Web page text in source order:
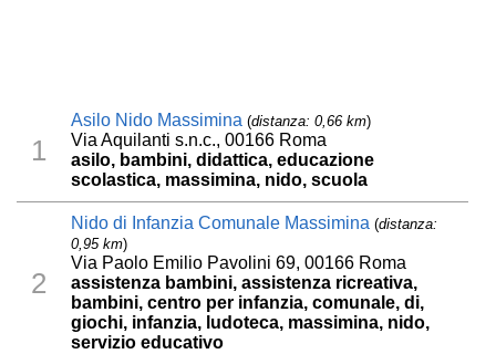
1
Asilo Nido Massimina (distanza: 0,66 km)
Via Aquilanti s.n.c., 00166 Roma
asilo, bambini, didattica, educazione
scolastica, massimina, nido, scuola
2
Nido di Infanzia Comunale Massimina (distanza:
0,95 km)
Via Paolo Emilio Pavolini 69, 00166 Roma
assistenza bambini, assistenza ricreativa,
bambini, centro per infanzia, comunale, di,
giochi, infanzia, ludoteca, massimina, nido,
servizio educativo